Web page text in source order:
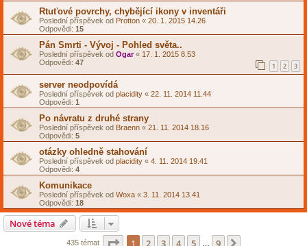
Rtuťové povrchy, chybějící ikony v inventáři
Poslední příspěvek od Protton « 20. 1. 2015 14.26
Odpovědi: 15
Pán Smrti - Vývoj - Pohled světa..
Poslední příspěvek od Ogar« 17. 1. 2015 8.53
Odpovědi: 47 1 2 3
server neodpovídá
Poslední příspěvek od placidity « 22. 11. 2014 11.44
Odpovědi: 1
Po návratu z druhé strany
Poslední příspěvek od Braenn « 21. 11. 2014 18.16
Odpovědi: 5
otázky ohledně stahování
Poslední příspěvek od placidity « 4. 11. 2014 19.41
Odpovědi: 4
Komunikace
Poslední příspěvek od Woxa « 3. 11. 2014 13.41
Odpovědi: 18
Nové téma
435 témat Stránka z
1 2 3 4 5 9